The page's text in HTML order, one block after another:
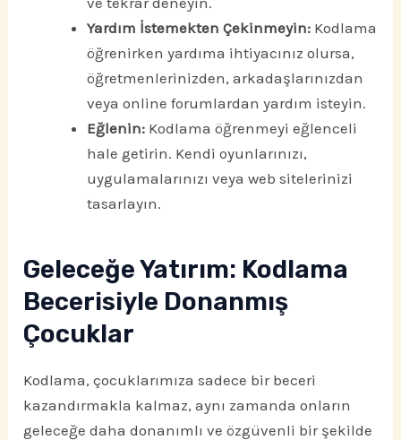
Yardım İstemekten Çekinmeyin: Kodlama
öğrenirken yardıma ihtiyacınız olursa,
öğretmenlerinizden, arkadaşlarınızdan
veya online forumlardan yardım isteyin.
Eğlenin: Kodlama öğrenmeyi eğlenceli
hale getirin. Kendi oyunlarınızı,
uygulamalarınızı veya web sitelerinizi
tasarlayın.
Geleceğe Yatırım: Kodlama
Becerisiyle Donanmış
Çocuklar
Kodlama, çocuklarımıza sadece bir beceri
kazandırmakla kalmaz, aynı zamanda onların
geleceğe daha donanımlı ve özgüvenli bir şekilde